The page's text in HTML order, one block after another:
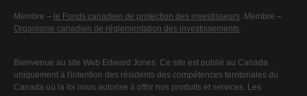
Membre – le Fonds canadien de protection des investisseurs . Membre –
Organisme canadien de réglementation des investissements
Bienvenue au site Web Edward Jones. Ce site est publié au Canada
uniquement à l'intention des résidents des compétences territoriales du
Canada où la loi nous autorise à offrir nos produits et services. Les